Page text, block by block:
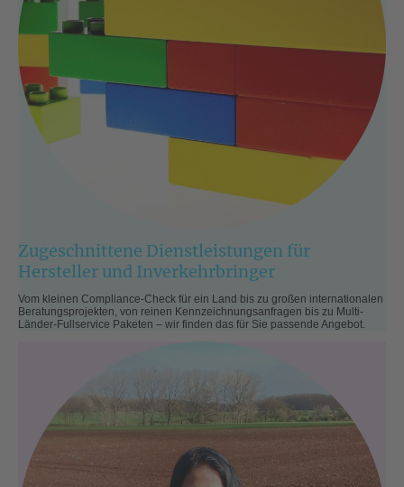
Zugeschnittene Dienstleistungen für
Hersteller und Inverkehrbringer
Vom kleinen Compliance-Check für ein Land bis zu großen internationalen
Beratungsprojekten, von reinen Kennzeichnungsanfragen bis zu Multi-
Länder-Fullservice Paketen – wir finden das für Sie passende Angebot.